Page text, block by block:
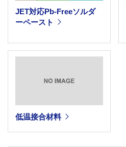
JET対応Pb-Freeソルダ
ーペースト
低温接合材料